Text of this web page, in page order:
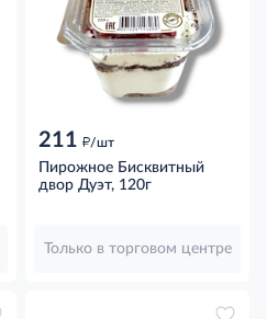
211 д/шт
Пирожное Бисквитный
двор Дуэт, 120г
Только в торговом центре